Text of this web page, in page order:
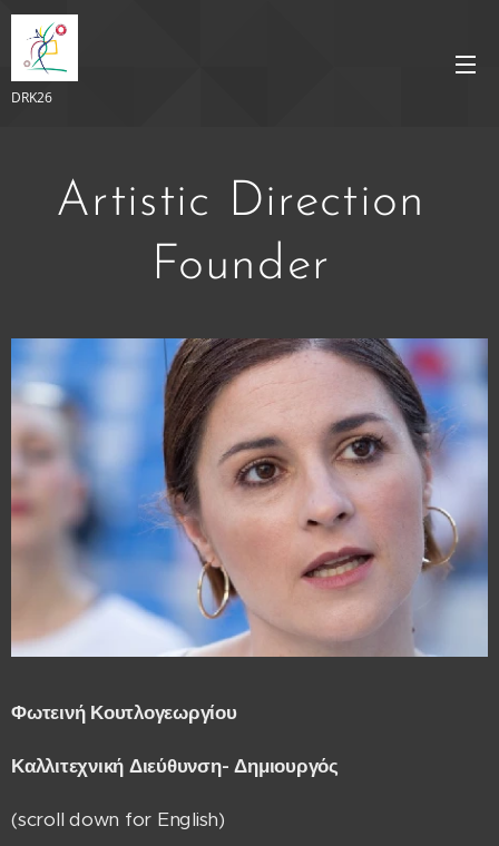
DRK26
Artistic Direction
Founder
Φωτεινή Κουτλογεωργίου
Καλλιτεχνική Διεύθυνση- Δημιουργός
(scroll down for English)